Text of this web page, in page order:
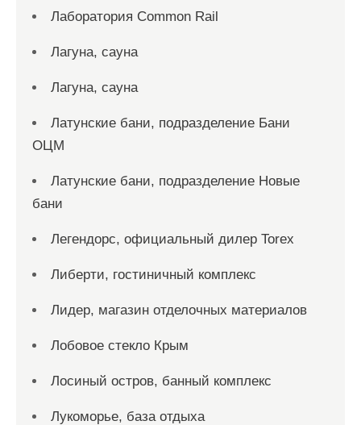
Лаборатория Common Rail
Лагуна, сауна
Лагуна, сауна
Латунские бани, подразделение Бани
ОЦМ
Латунские бани, подразделение Новые
бани
Легендорс, официальный дилер Torex
Либерти, гостиничный комплекс
Лидер, магазин отделочных материалов
Лобовое стекло Крым
Лосиный остров, банный комплекс
Лукоморье, база отдыха